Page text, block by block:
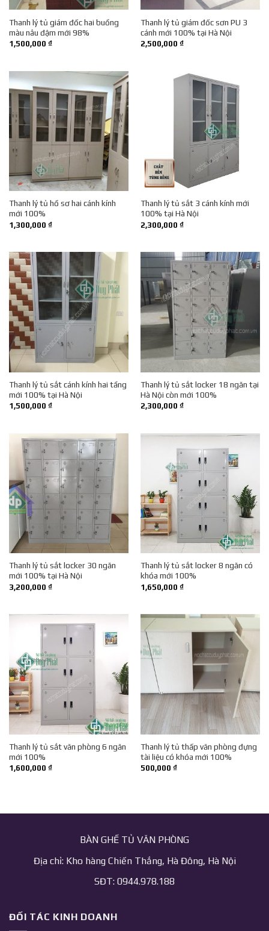
Thanh lý tủ giám đốc hai buồng
màu nâu đậm mới 98%
1,500,000 ₫
Thanh lý tủ giám đốc sơn PU 3
cánh mới 100% tại Hà Nội
2,500,000 ₫
Thanh lý tủ hồ sơ hai cánh kính
mới 100%
1,300,000 ₫
Thanh lý tủ sắt 3 cánh kính mới
100% tại Hà Nội
2,300,000 ₫
Thanh lý tủ sắt cánh kính hai tầng
mới 100% tại Hà Nội
1,500,000 ₫
Thanh lý tủ sắt locker 18 ngăn tại
Hà Nội còn mới 100%
2,300,000 ₫
Thanh lý tủ sắt locker 30 ngăn
mới 100% tại Hà Nội
3,200,000 ₫
Thanh lý tủ sắt locker 8 ngăn có
khóa mới 100%
1,650,000 ₫
Thanh lý tủ sắt văn phòng 6 ngăn
mới 100%
1,600,000 ₫
Thanh lý tủ thấp văn phòng đựng
tài liệu có khóa mới 100%
500,000 ₫
BÀN GHẾ TỦ VĂN PHÒNG
Địa chỉ: Kho hàng Chiến Thắng, Hà Đông, Hà Nội
SĐT: 0944.978.188
ĐỐI TÁC KINH DOANH